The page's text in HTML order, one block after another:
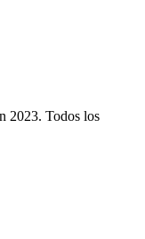
2023. Todos los